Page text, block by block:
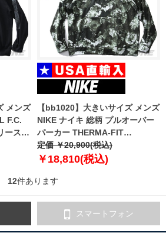
メンズ
F.C.
ース
直輸
【bb1020】大きいサイズ メンズ
NIKE ナイキ 総柄 プルオーバー
パーカー THERMA-FIT
PULLOVER FITNESS HOODIE
USA直輸入 dq4836
定価 ￥20,900(税込)
￥18,810(税込)
12件あります
スマートフォン